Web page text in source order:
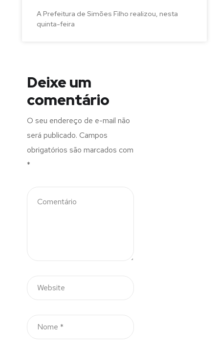
A Prefeitura de Simões Filho realizou, nesta
quinta-feira
Deixe um
comentário
O seu endereço de e-mail não
será publicado. Campos
obrigatórios são marcados com
*